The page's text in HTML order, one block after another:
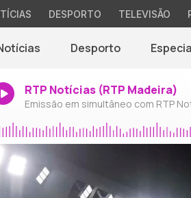
DESPORTO TELEVISÃO
Desporto
RTP Notícias (RTP Madeira)
Emissão em simultâneo com RTP